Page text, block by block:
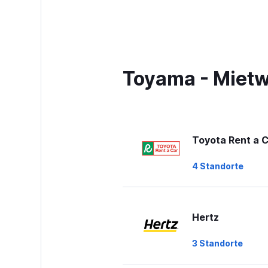
Toyama -
Toyota Rent a
4 Standorte
Hertz
3 Standorte